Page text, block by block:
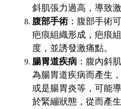
斜肌張力過高，導致
腹部手術：腹部手術
疤痕組織形成，疤痕
度，並誘發激痛點。
腸胃道疾病 ：腹內斜
為腸胃道疾病而產生
或是腸胃炎等，可能
於緊繃狀態，從而產生